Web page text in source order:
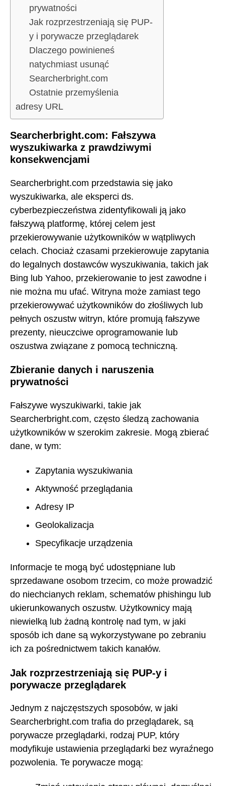
prywatności
Jak rozprzestrzeniają się PUP-
y i porywacze przeglądarek
Dlaczego powinieneś
natychmiast usunąć
Searcherbright.com
Ostatnie przemyślenia
adresy URL
Searcherbright.com: Fałszywa
wyszukiwarka z prawdziwymi
konsekwencjami
Searcherbright.com przedstawia się jako
wyszukiwarka, ale eksperci ds.
cyberbezpieczeństwa zidentyfikowali ją jako
fałszywą platformę, której celem jest
przekierowywanie użytkowników w wątpliwych
celach. Chociaż czasami przekierowuje zapytania
do legalnych dostawców wyszukiwania, takich jak
Bing lub Yahoo, przekierowanie to jest zawodne i
nie można mu ufać. Witryna może zamiast tego
przekierowywać użytkowników do złośliwych lub
pełnych oszustw witryn, które promują fałszywe
prezenty, nieuczciwe oprogramowanie lub
oszustwa związane z pomocą techniczną.
Zbieranie danych i naruszenia
prywatności
Fałszywe wyszukiwarki, takie jak
Searcherbright.com, często śledzą zachowania
użytkowników w szerokim zakresie. Mogą zbierać
dane, w tym:
Zapytania wyszukiwania
Aktywność przeglądania
Adresy IP
Geolokalizacja
Specyfikacje urządzenia
Informacje te mogą być udostępniane lub
sprzedawane osobom trzecim, co może prowadzić
do niechcianych reklam, schematów phishingu lub
ukierunkowanych oszustw. Użytkownicy mają
niewielką lub żadną kontrolę nad tym, w jaki
sposób ich dane są wykorzystywane po zebraniu
ich za pośrednictwem takich kanałów.
Jak rozprzestrzeniają się PUP-y i
porywacze przeglądarek
Jednym z najczęstszych sposobów, w jaki
Searcherbright.com trafia do przeglądarek, są
porywacze przeglądarki, rodzaj PUP, który
modyfikuje ustawienia przeglądarki bez wyraźnego
pozwolenia. Te porywacze mogą: